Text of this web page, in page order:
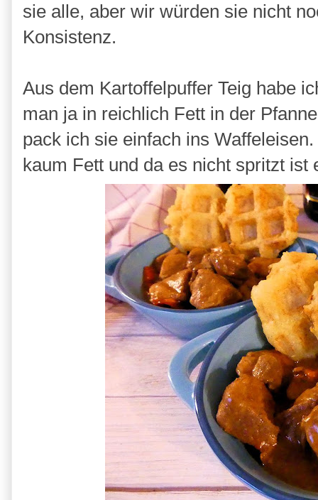
sie alle, aber wir würden sie nicht
Konsistenz.
Aus dem Kartoffelpuffer Teig habe
man ja in reichlich Fett in der
pack ich sie einfach ins
kaum Fett und da es nicht spritzt ist